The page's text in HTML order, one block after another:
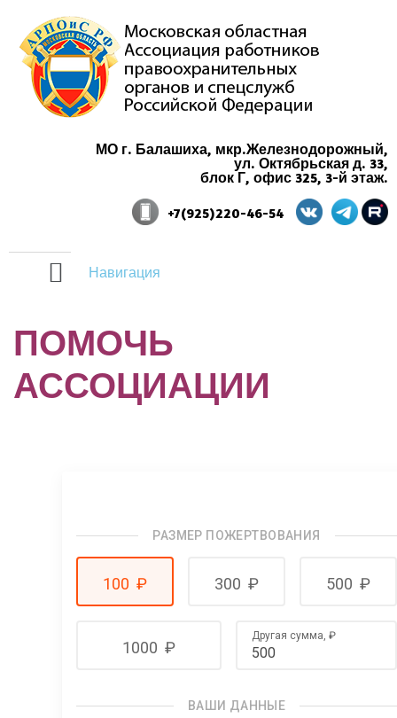
МО г. Балашиха, мкр.Железнодорожный,
ул. Октябрьская д. 33,
блок Г, офис 325, 3-й этаж.
+7(925)220-46-54
Навигация
ПОМОЧЬ
АССОЦИАЦИИ
РАЗМЕР ПОЖЕРТВОВАНИЯ
100 ₽ 300 ₽ 500 ₽
1000 ₽
Другая сумма, ₽
ВАШИ ДАННЫЕ